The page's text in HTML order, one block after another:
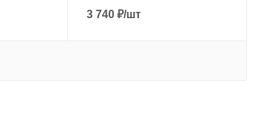
3 740 ₽/шт